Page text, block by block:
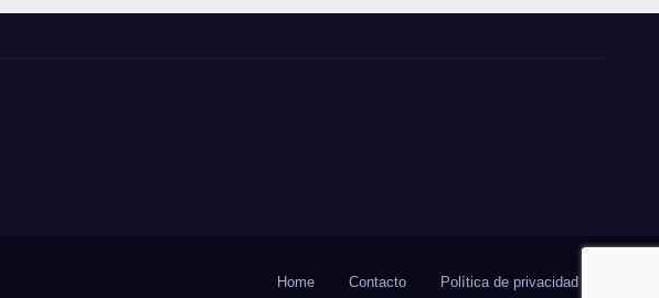
Home Contacto Política de privacidad